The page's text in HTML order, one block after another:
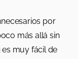
por
más allá sin
muy fácil de